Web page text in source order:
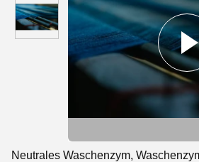
Neutrales Waschenzym,